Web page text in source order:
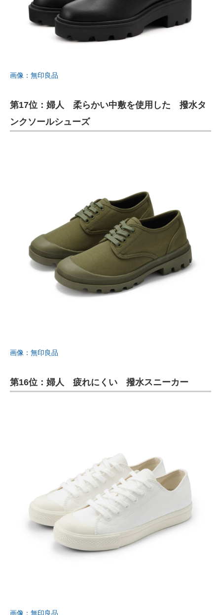
画像：無印良品
第17位：婦人 柔らかい中敷を使用した 撥水タ
ンクソールシューズ
画像：無印良品
第16位：婦人 疲れにくい 撥水スニーカー
画像：無印良品